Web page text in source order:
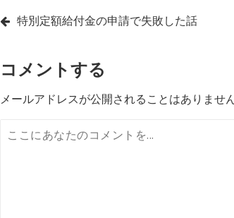
投
ナ
ビ
ゲ
特別定額給付金の申請で失敗した話
コメントする
メールアドレスが公開されることはありません